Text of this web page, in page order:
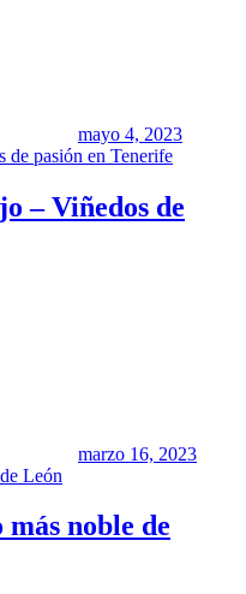
mayo 4, 2023
– Viñedos de
marzo 16, 2023
noble de